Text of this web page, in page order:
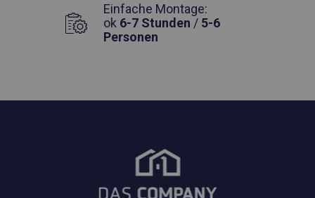
Einfache Montage:
ok 6-7 Stunden / 5-6
Personen